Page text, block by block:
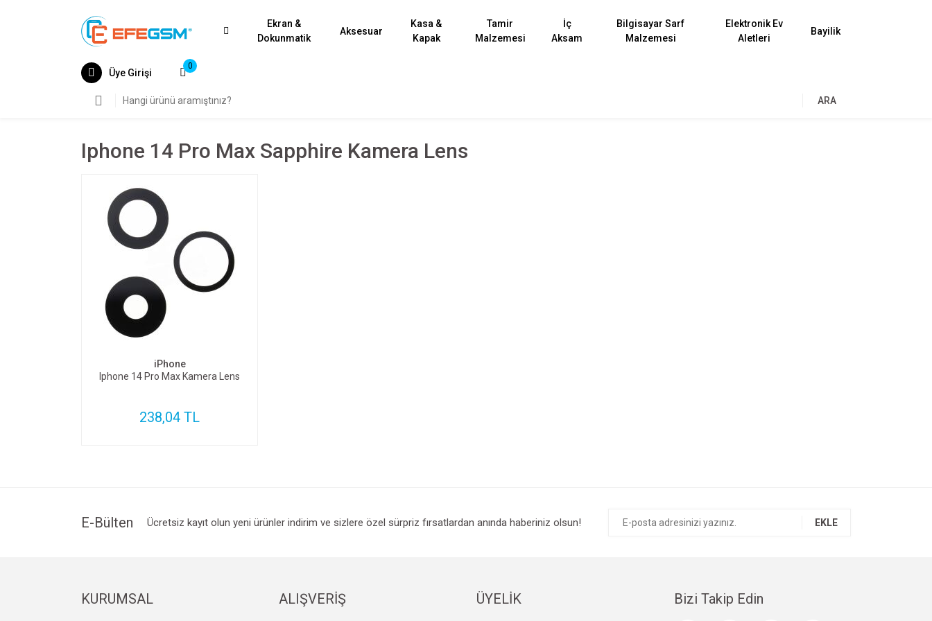
Ekran &
Dokunmatik
Aksesuar
Kasa &
Kapak
Tamir
Malzemesi
İç
Aksam
Bilgisayar Sarf
Malzemesi
Elektronik Ev
Aletleri
Bayilik
Üye Girişi
0
ARA
Iphone 14 Pro Max Sapphire Kamera Lens
iPhone
Iphone 14 Pro Max Kamera Lens
238,04 TL
SEPETE EKLE
E-Bülten Ücretsiz kayıt olun yeni ürünler indirim ve sizlere özel sürpriz fırsatlardan anında haberiniz olsun! EKLE
KURUMSAL ALIŞVERİŞ ÜYELİK Bizi Takip Edin